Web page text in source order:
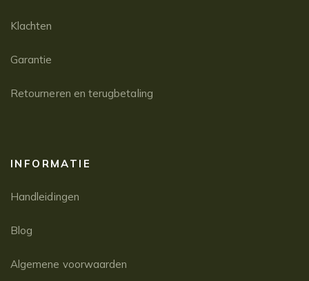
Klachten
Garantie
Retourneren en terugbetaling
INFORMATIE
Handleidingen
Blog
Algemene voorwaarden